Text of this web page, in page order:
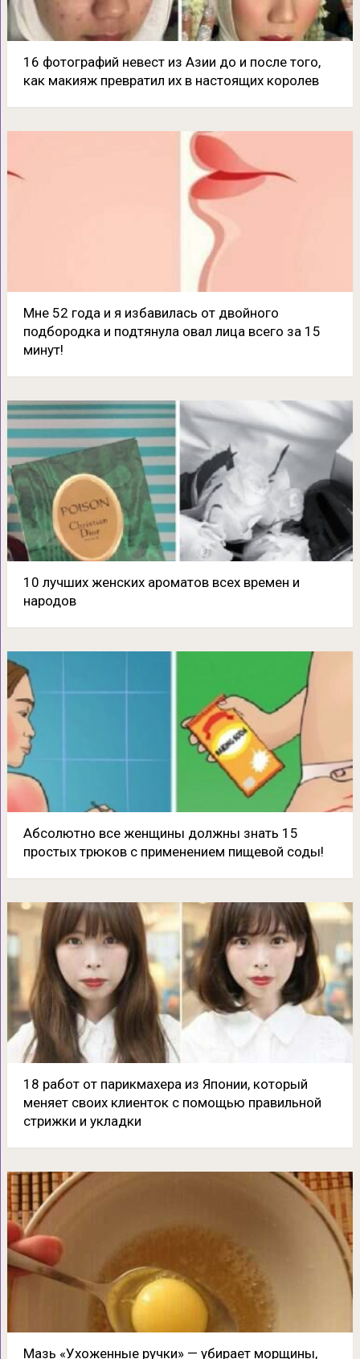
16 фотографий невест из Азии до и после того,
как макияж превратил их в настоящих королев
Мне 52 года и я избавилась от двойного
подбородка и подтянула овал лица всего за 15
минут!
10 лучших женских ароматов всех времен и
народов
Абсолютно все женщины должны знать 15
простых трюков с применением пищевой соды!
18 работ от парикмахера из Японии, который
меняет своих клиенток с помощью правильной
стрижки и укладки
Мазь «Ухоженные ручки» — убирает морщины,